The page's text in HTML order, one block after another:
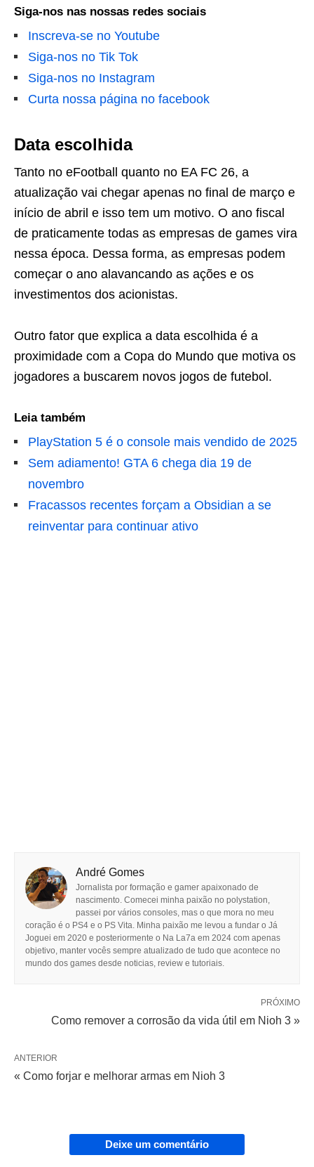
Siga-nos nas nossas redes sociais
Inscreva-se no Youtube
Siga-nos no Tik Tok
Siga-nos no Instagram
Curta nossa página no facebook
Data escolhida
Tanto no eFootball quanto no EA FC 26, a
atualização vai chegar apenas no final de março e
início de abril e isso tem um motivo. O ano fiscal
de praticamente todas as empresas de games vira
nessa época. Dessa forma, as empresas podem
começar o ano alavancando as ações e os
investimentos dos acionistas.
Outro fator que explica a data escolhida é a
proximidade com a Copa do Mundo que motiva os
jogadores a buscarem novos jogos de futebol.
Leia também
PlayStation 5 é o console mais vendido de 2025
Sem adiamento! GTA 6 chega dia 19 de
novembro
Fracassos recentes forçam a Obsidian a se
reinventar para continuar ativo
André Gomes
Jornalista por formação e gamer apaixonado de
nascimento. Comecei minha paixão no polystation,
passei por vários consoles, mas o que mora no meu
coração é o PS4 e o PS Vita. Minha paixão me levou a fundar o Já
Joguei em 2020 e posteriormente o Na La7a em 2024 com apenas
objetivo, manter vocês sempre atualizado de tudo que acontece no
mundo dos games desde noticias, review e tutoriais.
PRÓXIMO
Como remover a corrosão da vida útil em Nioh 3 »
ANTERIOR
« Como forjar e melhorar armas em Nioh 3
Deixe um comentário